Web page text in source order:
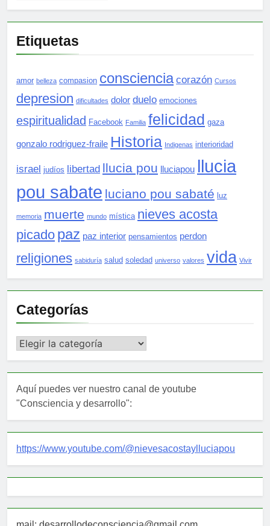
Etiquetas
amor belleza compasion consciencia corazón Cursos
depresion dificultades dolor duelo emociones
espiritualidad Facebook Familia felicidad gaza
gonzalo rodriguez-fraile Historia Indigenas interioridad
israel judíos libertad llucia pou lluciapou llucia
pou sabate luciano pou sabaté luz
memoria muerte mundo mística nieves acosta
picado paz paz interior pensamientos perdon
religiones sabiduría salud soledad universo valores vida Vivir
Categorías
Categorías
Aquí puedes ver nuestro canal de youtube
"Consciencia y desarrollo":
https://www.youtube.com/@nievesacostaylluciapou